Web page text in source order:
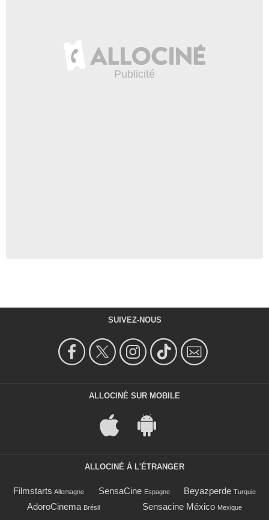
SUIVEZ-NOUS
ALLOCINÉ SUR MOBILE
ALLOCINÉ À L'ÉTRANGER
Filmstarts Allemagne SensaCine Espagne Beyazperde Turquie
AdoroCinema Brésil Sensacine México Mexique